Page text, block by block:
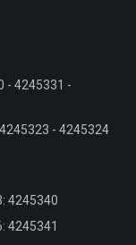
- 4245331 -
- 4245324
4245340
4245341